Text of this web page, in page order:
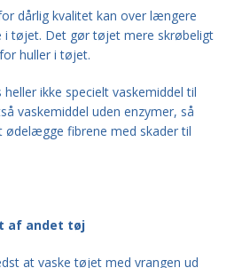
dårlig kvalitet kan over længere
i tøjet. Det gør tøjet mere skrøbeligt
huller i tøjet.
ikke specielt vaskemiddel til
vaskemiddel uden enzymer, så
ødelægge fibrene med skader til
af andet tøj
at vaske tøjet med vrangen ud